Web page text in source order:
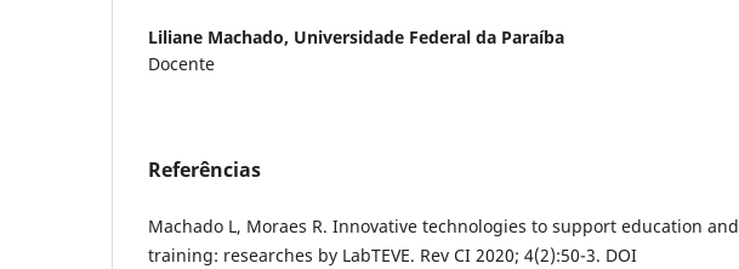
Liliane Machado, Universidade Federal da Paraíba
Docente
Referências
Machado L, Moraes R. Innovative technologies to support education and
training: researches by LabTEVE. Rev CI 2020; 4(2):50-3. DOI